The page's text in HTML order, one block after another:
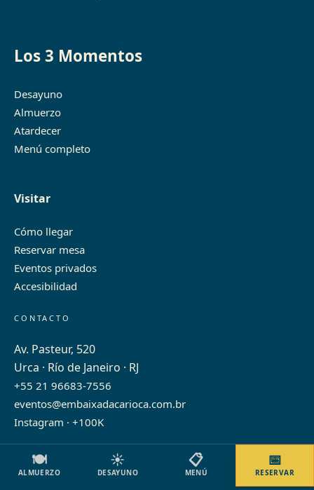
Los 3 Momentos
Desayuno
Almuerzo
Atardecer
Menú completo
Visitar
Cómo llegar
Reservar mesa
Eventos privados
Accesibilidad
CONTACTO
Av. Pasteur, 520
Urca · Río de Janeiro · RJ
+55 21 96683-7556
eventos@embaixadacarioca.com.br
Instagram · +100K
🍽️
ALMUERZO
☀️
DESAYUNO
📋
MENÚ
📅
RESERVAR